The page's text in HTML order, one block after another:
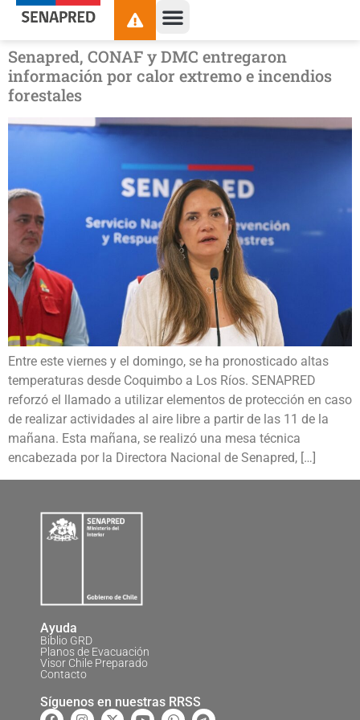
contenido
Senapred, CONAF y DMC entregaron
información por calor extremo e incendios
forestales
Entre este viernes y el domingo, se ha pronosticado altas
temperaturas desde Coquimbo a Los Ríos. SENAPRED
reforzó el llamado a utilizar elementos de protección en caso
de realizar actividades al aire libre a partir de las 11 de la
mañana. Esta mañana, se realizó una mesa técnica
encabezada por la Directora Nacional de Senapred, […]
Ayuda
Biblio GRD
Planos de Evacuación
Visor Chile Preparado
Contacto
Síguenos en nuestras RRSS